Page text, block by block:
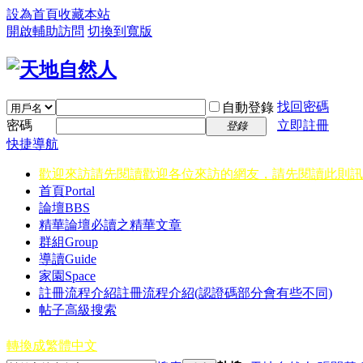
設為首頁收藏本站
開啟輔助訪問 切換到寬版
自動登錄 找回密碼
密碼
登錄
立即註冊
快捷導航
歡迎來訪請先閱讀歡迎各位來訪的網友，請先閱讀此則
首頁Portal
論壇BBS
精華論壇必讀之精華文章
群組Group
導讀Guide
家園 Space
註冊流程介紹註冊流程介紹(認證碼部分會有些不同)
帖子高級搜索
轉換成繁體中文